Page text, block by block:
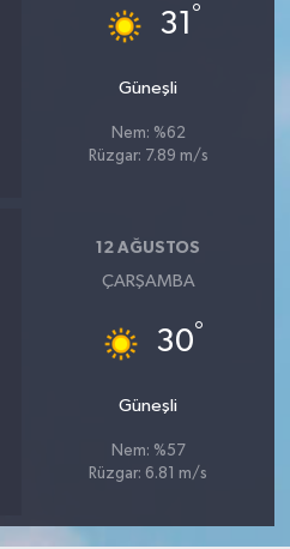
31 °
Güneşli
Nem: %62
Rüzgar: 7.89 m/s
12 AĞUSTOS
ÇARŞAMBA
30°
Güneşli
Nem: %57
Rüzgar: 6.81 m/s